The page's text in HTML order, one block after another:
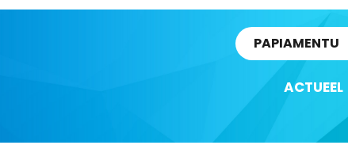
PAPIAMENTU
ACTUEEL